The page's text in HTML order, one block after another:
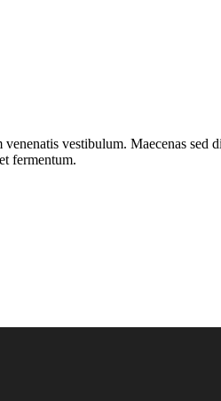
vestibulum. Maecenas sed
fermentum.